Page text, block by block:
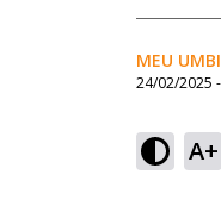
MEU
24/02/2025
A+